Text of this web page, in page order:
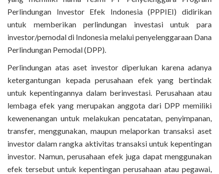
Perlindungan Investor Efek Indonesia (PPPIEI) didirikan
untuk memberikan perlindungan investasi untuk para
investor/pemodal di Indonesia melalui penyelenggaraan Dana
Perlindungan Pemodal (DPP).
Perlindungan atas aset investor diperlukan karena adanya
ketergantungan kepada perusahaan efek yang bertindak
untuk kepentingannya dalam berinvestasi. Perusahaan atau
lembaga efek yang merupakan anggota dari DPP memiliki
kewenenangan untuk melakukan pencatatan, penyimpanan,
transfer, menggunakan, maupun melaporkan transaksi aset
investor dalam rangka aktivitas transaksi untuk kepentingan
investor. Namun, perusahaan efek juga dapat menggunakan
efek tersebut untuk kepentingan perusahaan atau pegawai,